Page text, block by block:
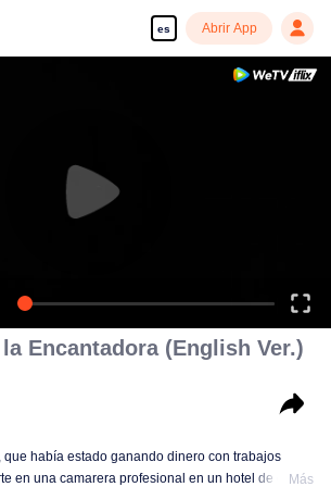
es Abrir App
Encantadora (English Ver.)
que había estado ganando dinero con trabajos
en una camarera profesional en un hotel de cinco
Más